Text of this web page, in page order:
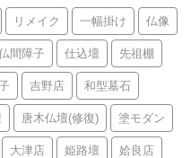
リメイク 一幅掛け 仏像
間障子 仕込壇 先祖棚
吉野店 和型墓石
唐木仏壇(修復) 塗モダン
大津店 姫路壇 姶良店